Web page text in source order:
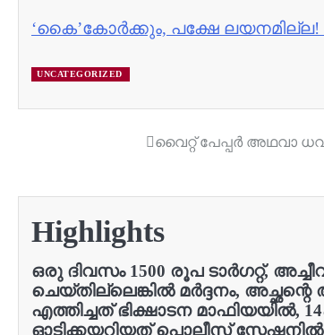
‘കൈ’കോർക്കും, പക്ഷേ
UNCATEGORIZED
വൈറ്റ് പേപ്പര്‍ അഥവാ
Highlights
ഒരു ദിവസം 1500 രൂപ ടാർഗറ്റ്,
ചെയ്തില്ലെങ്കിൽ മർദ്ദനം,
എത്തിച്ചത് ഭിക്ഷാടന മാഫിയയിൽ,
ഓടിക്കയറിയത് പൊലീസ് സ്റ്റേഷനിൽ